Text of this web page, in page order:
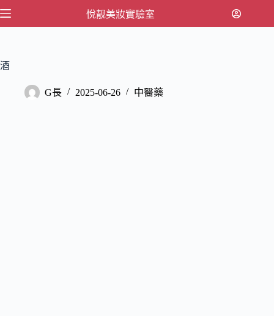
跳
內
悅靓美妝實驗室
酒
G長 2025-06-26 中醫藥